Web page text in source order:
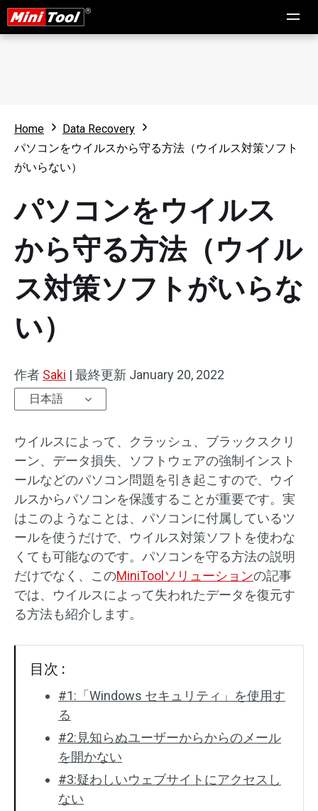
Home
Data Recovery
パソコンをウイルスから守る方法（ウイルス対策ソフト
がいらない）
パソコンをウイルス
から守る方法（ウイル
ス対策ソフトがいらな
い）
作者 Saki | 最終更新 January 20, 2022
日本語
ウイルスによって、クラッシュ、ブラックスクリ
ーン、データ損失、ソフトウェアの強制インスト
ールなどのパソコン問題を引き起こすので、ウイ
ルスからパソコンを保護することが重要です。実
はこのようなことは、パソコンに付属しているツ
ールを使うだけで、ウイルス対策ソフトを使わな
くても可能なのです。パソコンを守る方法の説明
だけでなく、このMiniToolソリューションの記事
では、ウイルスによって失われたデータを復元す
る方法も紹介します。
目次 :
#1:「Windows セキュリティ」を使用す
る
#2:見知らぬユーザーからからのメール
を開かない
#3:疑わしいウェブサイトにアクセスし
ない